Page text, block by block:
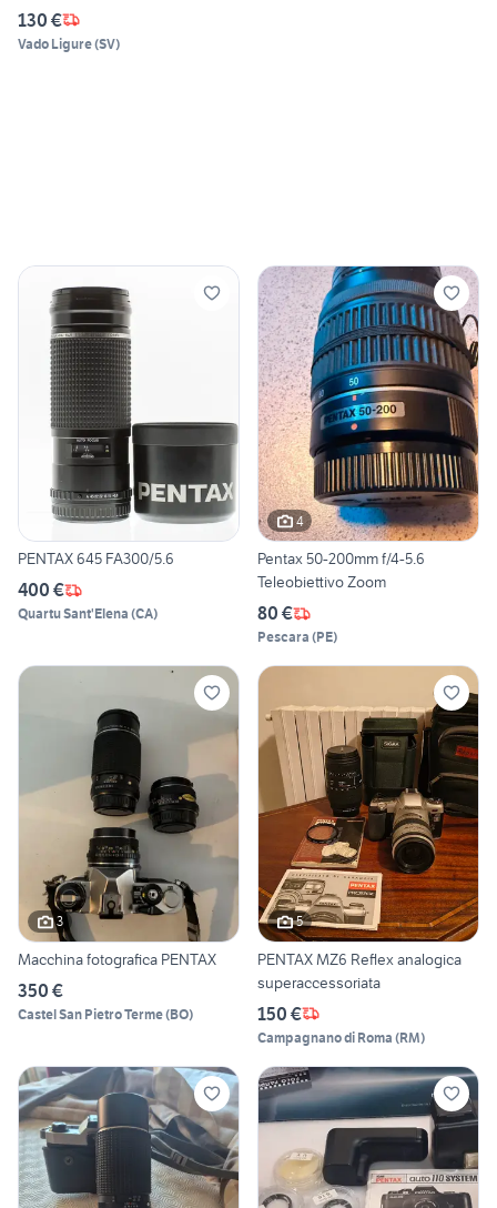
130 €
Vado Ligure(SV)
PENTAX 645 FA300/5.6
400 €
Quartu Sant'Elena (CA)
4
Pentax 50-200mm f/4-5.6
Teleobiettivo Zoom
80 €
Pescara (PE)
3
Macchina fotografica PENTAX
350 €
Castel San Pietro Terme(BO)
5
PENTAX MZ6 Reflex analogica
superaccessoriata
150 €
Campagnano di Roma (RM)